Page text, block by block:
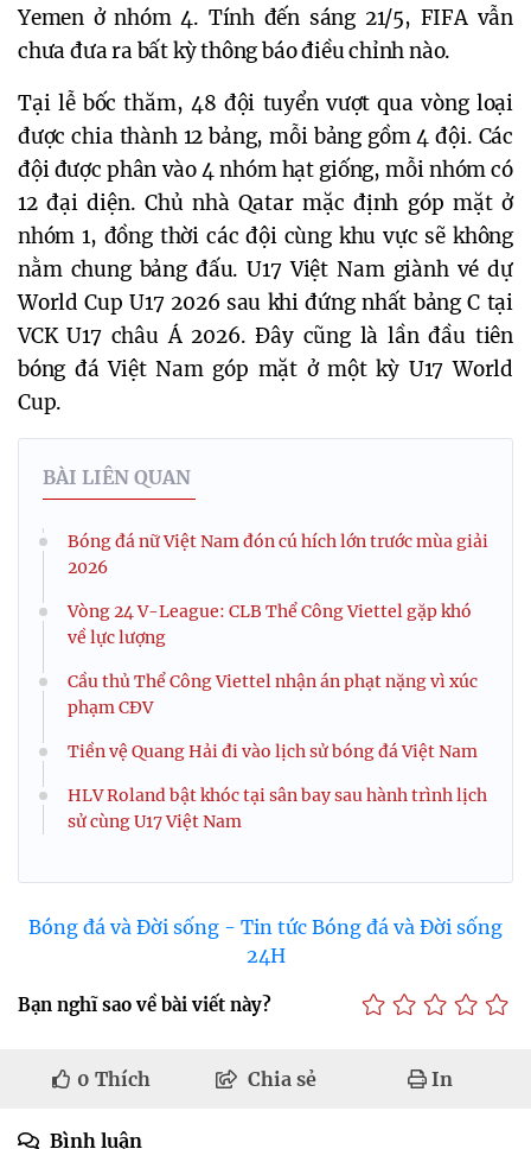
Yemen ở nhóm 4. Tính đến sáng 21/5, FIFA vẫn
chưa đưa ra bất kỳ thông báo điều chỉnh nào.
Tại lễ bốc thăm, 48 đội tuyển vượt qua vòng loại
được chia thành 12 bảng, mỗi bảng gồm 4 đội. Các
đội được phân vào 4 nhóm hạt giống, mỗi nhóm có
12 đại diện. Chủ nhà Qatar mặc định góp mặt ở
nhóm 1, đồng thời các đội cùng khu vực sẽ không
nằm chung bảng đấu. U17 Việt Nam giành vé dự
World Cup U17 2026 sau khi đứng nhất bảng C tại
VCK U17 châu Á 2026. Đây cũng là lần đầu tiên
bóng đá Việt Nam góp mặt ở một kỳ U17 World
Cup.
BÀI LIÊN QUAN
Bóng đá nữ Việt Nam đón cú hích lớn trước mùa giải
2026
Vòng 24 V-League: CLB Thể Công Viettel gặp khó
về lực lượng
Cầu thủ Thể Công Viettel nhận án phạt nặng vì xúc
phạm CĐV
Tiền vệ Quang Hải đi vào lịch sử bóng đá Việt Nam
HLV Roland bật khóc tại sân bay sau hành trình lịch
sử cùng U17 Việt Nam
Bóng đá và Đời sống - Tin tức Bóng đá và Đời sống
24H
Bạn nghĩ sao về bài viết này?
0 Thích Chia sẻ In
Bình luận